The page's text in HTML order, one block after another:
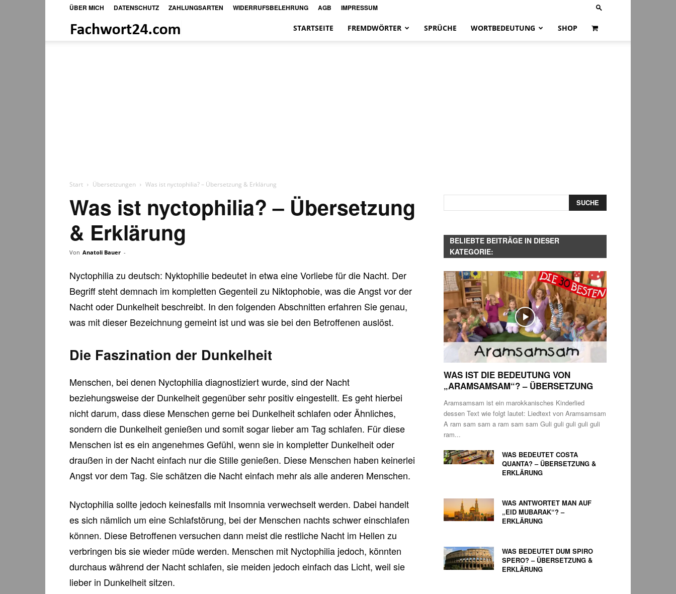
ÜBER MICH DATENSCHUTZ ZAHLUNGSARTEN WIDERRUFSBELEHRUNG AGB IMPRESSUM
STARTSEITE FREMDWÖRTER SPRÜCHE WORTBEDEUTUNG SHOP
Start Übersetzungen Was ist nyctophilia? – Übersetzung & Erklärung
Was ist nyctophilia? – Übersetzung
& Erklärung
Von Anatoli Bauer -
Nyctophilia zu deutsch: Nyktophilie bedeutet in etwa eine Vorliebe für die Nacht. Der
Begriff steht demnach im kompletten Gegenteil zu Niktophobie, was die Angst vor der
Nacht oder Dunkelheit beschreibt. In den folgenden Abschnitten erfahren Sie genau,
was mit dieser Bezeichnung gemeint ist und was sie bei den Betroffenen auslöst.
Die Faszination der Dunkelheit
Menschen, bei denen Nyctophilia diagnostiziert wurde, sind der Nacht
beziehungsweise der Dunkelheit gegenüber sehr positiv eingestellt. Es geht hierbei
nicht darum, dass diese Menschen gerne bei Dunkelheit schlafen oder Ähnliches,
sondern die Dunkelheit genießen und somit sogar lieber am Tag schlafen. Für diese
Menschen ist es ein angenehmes Gefühl, wenn sie in kompletter Dunkelheit oder
draußen in der Nacht einfach nur die Stille genießen. Diese Menschen haben keinerlei
Angst vor dem Tag. Sie schätzen die Nacht einfach mehr als alle anderen Menschen.
Nyctophilia sollte jedoch keinesfalls mit Insomnia verwechselt werden. Dabei handelt
es sich nämlich um eine Schlafstörung, bei der Menschen nachts schwer einschlafen
können. Diese Betroffenen versuchen dann meist die restliche Nacht im Hellen zu
verbringen bis sie wieder müde werden. Menschen mit Nyctophilia jedoch, könnten
durchaus während der Nacht schlafen, sie meiden jedoch einfach das Licht, weil sie
lieber in Dunkelheit sitzen.
BELIEBTE BEITRÄGE IN DIESER
KATEGORIE:
WAS IST DIE BEDEUTUNG VON
„ARAMSAMSAM“? – ÜBERSETZUNG
Aramsamsam ist ein marokkanisches Kinderlied
dessen Text wie folgt lautet: Liedtext von Aramsamsam
A ram sam sam a ram sam sam Guli guli guli guli guli
ram...
WAS BEDEUTET COSTA
QUANTA? – ÜBERSETZUNG &
ERKLÄRUNG
WAS ANTWORTET MAN AUF
„EID MUBARAK“? –
ERKLÄRUNG
WAS BEDEUTET DUM SPIRO
SPERO? – ÜBERSETZUNG &
ERKLÄRUNG